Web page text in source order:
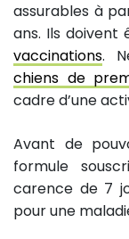
assurables à
ans. Ils doivent
vaccinations.
chiens de
cadre d’une
Avant de
formule
carence de 7
pour une